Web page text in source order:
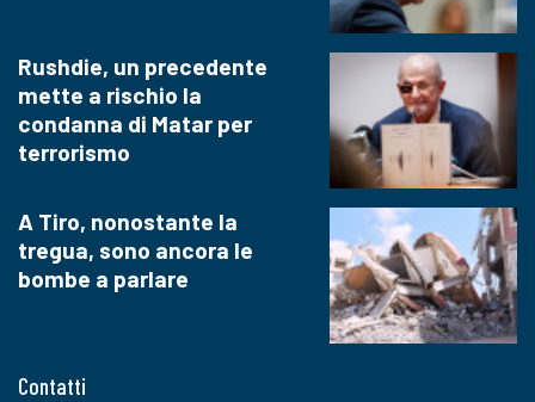
Contatti
Rushdie, un precedente
mette a rischio la
condanna di Matar per
terrorismo
A Tiro, nonostante la
tregua, sono ancora le
bombe a parlare